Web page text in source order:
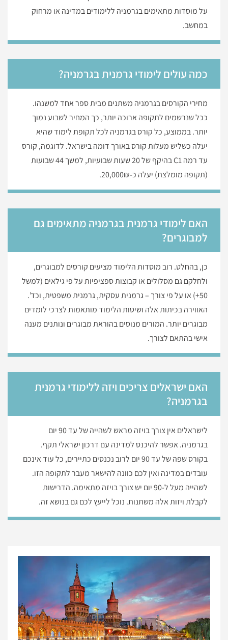
על מוסדות מתאימים בגרמניה ללימודים במדינה או מרחוק
במחשב.
כמה עולים לימודי גרמנית בגרמניה?
מחירי הקורסים בגרמניה משתנים מבית ספר אחד למשנהו.
ככל שנרשמים לתקופה ארוכה יותר, כך המחיר לשבוע נמוך
יותר. בממוצע, כל קורס בגרמניה לכל תקופת לימוד שהיא
יעלה כשליש מעלות קורס באורך דומה בישראל. לדוגמה, קורס
עד רמה C1 בהיקף של 20 שעות שבועיות, למשך 44 שבועות
(תקופה מומלצת) יעלה כ-20,000₪.
האם לימודי גרמנית בגרמניה מתאימים גם
למבוגרים?
כן, בהחלט. רוב מוסדות הלימוד מציעים קורסים למבוגרים,
ולחלקם גם מסלולים או קבוצות ספציפיות על פי גילאים (למשל
50+) או על פי צורך – גרמנית עסקית, גרמנית משפטית, וכד’.
האווירה בכיתות אלה ושיטות הלימוד מותאמות לצרכי לומדים
מבוגרים יותר. המורים מנוסים בהוראת מבוגרים ונותנים מענה
אישי בהתאם לצורך.
האם ישראלים צריכים ויזה ללימודי גרמנית
בגרמניה?
לישראלים אין צורך בויזה מראש לשהייה של עד 90 יום
בגרמניה. אפשר להיכנס למדינה עם דרכון ישראלי תקף.
בקורס שפה של עד 90 יום לרוב נכנסים כתיירים, כל עוד אינכם
עובדים במדינה ואין לכם כוונה להישאר מעבר לתקופה הזו.
לשהייה מעל ל-90 יום יש צורך בויזה מתאימה. הדרישות
לקבלת ויזות אלה משתנות. נוכל לייעץ לכם גם בנושא זה.